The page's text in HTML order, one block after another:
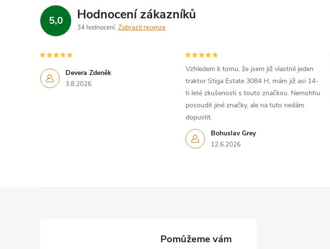
i
s
u
5,0 Hodnocení zákazníků
34 hodnocení Zobrazit recenze
Devera Zdeněk
3.8.2026
Bohuslav Grey
12.6.2026
Vzhledem k tomu, že jsem již vlastnil jeden
traktor Stiga Estate 3084 H, mám již asi 14-
ti leté zkušenosti s touto značkou. Nemohhu
posoudit jiné značky, ale na tuto nedám
dopustit.